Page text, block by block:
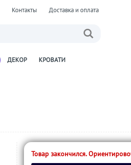
Контакты Доставка и оплата
ДЕКОР КРОВАТИ
Товар закончился.